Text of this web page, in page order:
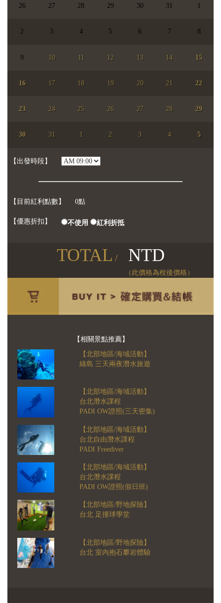
【出發時段】
【目前紅利點數】 0點
【優惠折扣】 不使用 紅利折抵
TOTAL / NTD
（此價格為稅後價格）
【相關景點推薦】
【北部地區/海域活動】
綠島 三天兩夜潛水旅遊
【北部地區/海域活動】
台北潛水課程
PADI OW證照(三天密集)
【北部地區/海域活動】
台北自由潛水課程
PADI Freediver
【北部地區/海域活動】
台北潛水課程
PADI OW證照(假日班)
【北部地區/野地探險】
台北 足撞球學堂
【北部地區/野地探險】
台北 室內抱石攀岩體驗
26 27 28 29 30 31 1
2 3 4 5 6 7 8
9 10 11 12 13 14 15
16 17 18 19 20 21 22
23 24 25 26 27 28 29
30 31 1 2 3 4 5